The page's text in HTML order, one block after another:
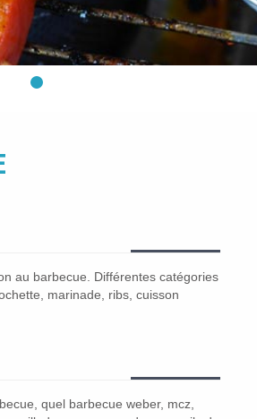
au barbecue. Différentes catégories
marinade, ribs, cuisson
quel barbecue weber, mcz,